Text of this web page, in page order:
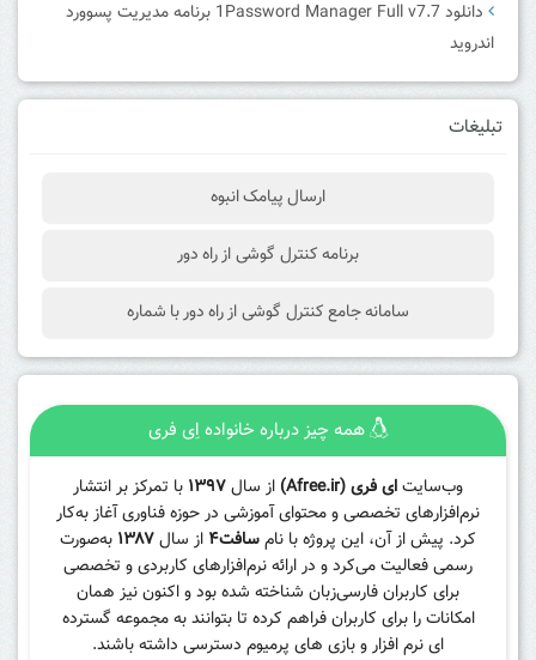
دانلود 1Password Manager Full v7.7 برنامه مدیریت پسوورد
اندروید
تبلیغات
ارسال پیامک انبوه
برنامه کنترل گوشی از راه دور
سامانه جامع کنترل گوشی از راه دور با شماره
همه چیز درباره خانواده اِی فری
وب‌سایتای فری (Afree.ir) از سال۱۳۹۷ با تمرکز بر انتشار
نرم‌افزارهای تخصصی و محتوای آموزشی در حوزه فناوری آغاز به‌کار
کرد. پیش از آن، این پروژه با نامسافت۴ از سال۱۳۸۷ به‌صورت
رسمی فعالیت می‌کرد و در ارائه نرم‌افزارهای کاربردی و تخصصی
برای کاربران فارسی‌زبان شناخته شده بود و اکنون نیز همان
امکانات را برای کاربران فراهم کرده تا بتوانند به مجموعه گسترده
ای نرم افزار و بازی های پرمیوم دسترسی داشته باشند.